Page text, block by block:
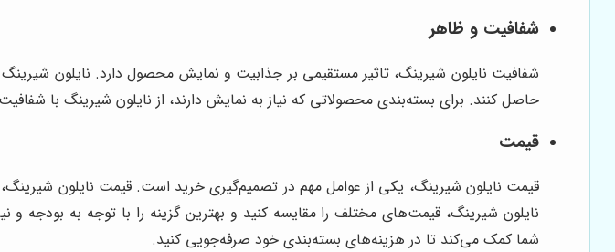
شفافیت و ظاهر
شفافیت نایلون شیرینگ، تاثیر مستقیمی بر جذابیت و نمایش محصول دارد. نایلون
حاصل کنند. برای بسته‌بندی محصولاتی که نیاز به نمایش دارند، از نایلون شیرینگ با شفافیت
قیمت
قیمت نایلون شیرینگ، یکی از عوامل مهم در تصمیم‌گیری خرید است. قیمت نایلون
نایلون شیرینگ، قیمت‌های مختلف را مقایسه کنید و بهترین گزینه را با توجه به بودجه و
شما کمک می‌کند تا در هزینه‌های بسته‌بندی خود صرفه‌جویی کنید.